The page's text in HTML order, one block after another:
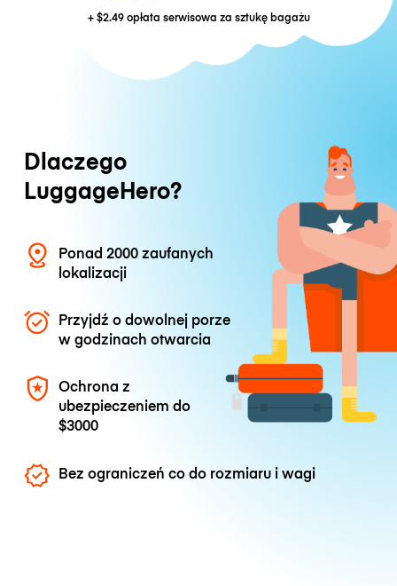
+$2.49opłata serwisowa za sztukę bagażu
Dlaczego
LuggageHero?
Ponad 2000 zaufanych
lokalizacji
Przyjdź o dowolnej porze
w godzinach otwarcia
Ochrona z
ubezpieczeniem do
$3000
Bez ograniczeń co do rozmiaru i wagi